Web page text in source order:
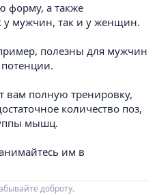
форму, а также
у мужчин, так и у женщин.
полезны для мужчин
вам полную тренировку,
количество поз,
мышц.
им в
доброту.